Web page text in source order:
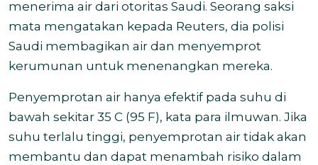
menerima air dari otoritas Saudi. Seorang saksi
mata mengatakan kepada Reuters, dia polisi
Saudi membagikan air dan menyemprot
kerumunan untuk menenangkan mereka.
Penyemprotan air hanya efektif pada suhu di
bawah sekitar 35 C (95 F), kata para ilmuwan. Jika
suhu terlalu tinggi, penyemprotan air tidak akan
membantu dan dapat menambah risiko dalam